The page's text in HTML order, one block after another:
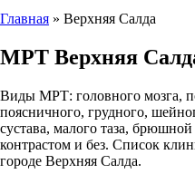
Главная » Верхняя Салда
МРТ Верхняя
Виды МРТ: головного мозга,
поясничного, грудного,
сустава, малого таза,
контрастом и без. Список
городе Верхняя Салда.